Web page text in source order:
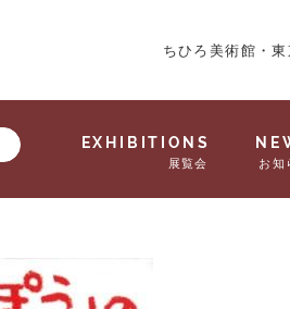
ちひろ美術館・
EXHIBITIONS
展覧会 お知